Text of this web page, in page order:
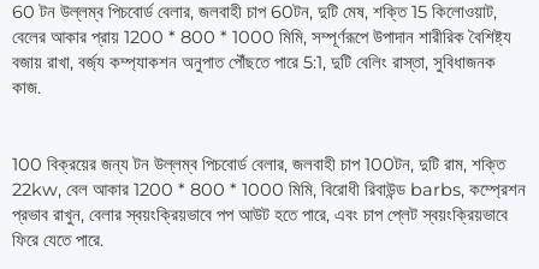
60 টন উল্লম্ব পিচবোর্ড বেলার, জলবাহী চাপ 60টন, দুটি মেষ, শক্তি 15 কিলোওয়াট,
বেলের আকার প্রায় 1200 * 800 * 1000 মিমি, সম্পূর্ণরূপে উপাদান শারীরিক বৈশিষ্ট্য
বজায় রাখা, বর্জ্য কম্প্যাকশন অনুপাত পৌঁছতে পারে 5:1, দুটি বেলিং রাস্তা, সুবিধাজনক
কাজ.
100 বিক্রয়ের জন্য টন উল্লম্ব পিচবোর্ড বেলার, জলবাহী চাপ 100টন, দুটি রাম, শক্তি
22kw, বেল আকার 1200 * 800 * 1000 মিমি, বিরোধী রিবাউন্ড barbs, কম্প্রেশন
প্রভাব রাখুন, বেলার স্বয়ংক্রিয়ভাবে পপ আউট হতে পারে, এবং চাপ প্লেট স্বয়ংক্রিয়ভাবে
ফিরে যেতে পারে.